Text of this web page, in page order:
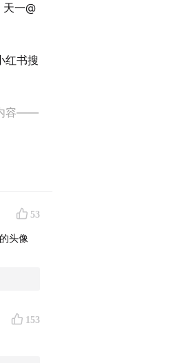
一@
红书搜
内容——
四的
回家
比格
53
头像
153